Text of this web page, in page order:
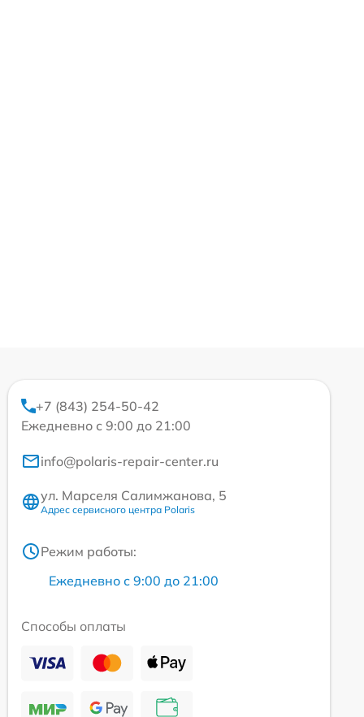
+7 (843) 254-50-42
Ежедневно с 9:00 до 21:00
info@polaris-repair-center.ru
ул. Марселя Салимжанова, 5
Адрес сервисного центра Polaris
Режим работы:
Ежедневно с 9:00 до 21:00
Способы оплаты